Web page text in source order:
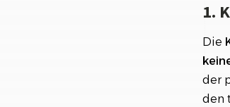
1.
Die
der
den